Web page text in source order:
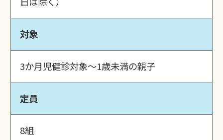
対象
3か月児健診対象～1歳未満の親子
定員
8組